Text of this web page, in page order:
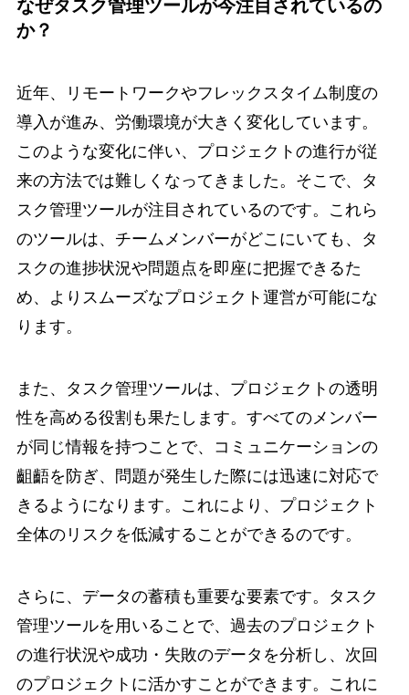
なぜタスク管理ツールが今注目されているの
か？
近年、リモートワークやフレックスタイム制度の
導入が進み、労働環境が大きく変化しています。
このような変化に伴い、プロジェクトの進行が従
来の方法では難しくなってきました。そこで、タ
スク管理ツールが注目されているのです。これら
のツールは、チームメンバーがどこにいても、タ
スクの進捗状況や問題点を即座に把握できるた
め、よりスムーズなプロジェクト運営が可能にな
ります。
また、タスク管理ツールは、プロジェクトの透明
性を高める役割も果たします。すべてのメンバー
が同じ情報を持つことで、コミュニケーションの
齟齬を防ぎ、問題が発生した際には迅速に対応で
きるようになります。これにより、プロジェクト
全体のリスクを低減することができるのです。
さらに、データの蓄積も重要な要素です。タスク
管理ツールを用いることで、過去のプロジェクト
の進行状況や成功・失敗のデータを分析し、次回
のプロジェクトに活かすことができます。これに